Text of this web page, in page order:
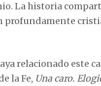
La historia
profundamente
relacionado este
la Fe, Una caro.